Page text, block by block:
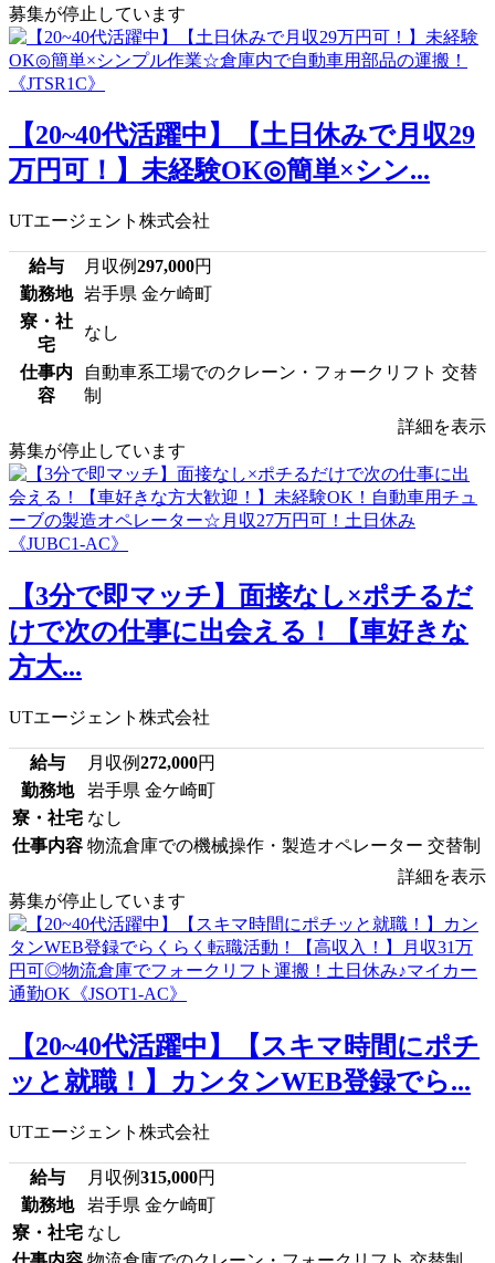
募集が停止しています
【20~40代活躍中】【土日休みで月収29
万円可！】未経験OK◎簡単×シン...
UTエージェント株式会社
給与 月収例297,000円
勤務地
岩手県 金ケ崎町
寮・社
宅
なし
仕事内
容
自動車系工場でのクレーン・フォークリフト 交替
制
詳細を表示
募集が停止しています
【3分で即マッチ】面接なし×ポチるだ
けで次の仕事に出会える！【車好きな
方大...
UTエージェント株式会社
給与 月収例272,000円
勤務地
岩手県 金ケ崎町
寮・社宅 なし
仕事内容 物流倉庫での機械操作・製造オペレーター 交替制
詳細を表示
募集が停止しています
【20~40代活躍中】【スキマ時間にポチ
ッと就職！】カンタンWEB登録でら...
UTエージェント株式会社
給与 月収例315,000円
勤務地
岩手県 金ケ崎町
寮・社宅 なし